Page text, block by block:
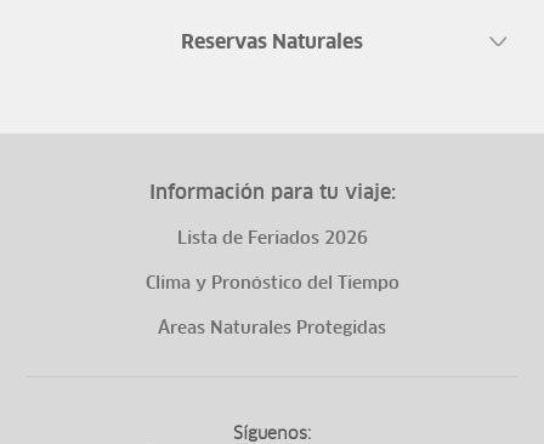
Reservas Naturales
Información para tu viaje:
Lista de Feriados 2026
Clima y Pronóstico del Tiempo
Áreas Naturales Protegidas
Síguenos: